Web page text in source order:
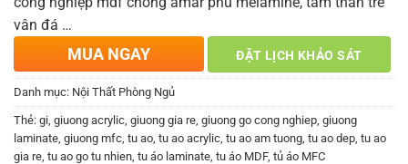
vân đá …
MUA NGAY ĐẶT LỊCH KHẢO SÁT
Danh mục: Nội Thất Phòng Ngủ
Thẻ: gi giuong acrylic giuong gia re giuong go cong nghiep giuong
laminate giuong mfc tu ao tu ao acrylic tu ao am tuong tu ao dep tu ao
gia re tu ao go tu nhien tu áo laminate tu áo MDF, tủ áo MFC